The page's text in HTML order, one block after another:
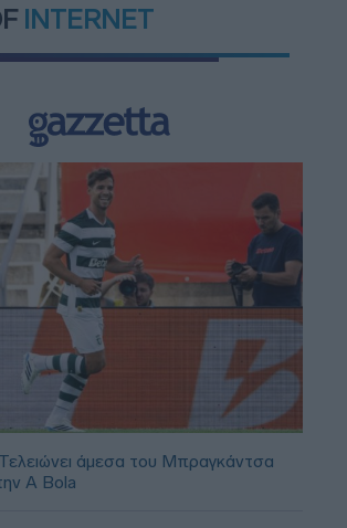
INTERNET
άμεσα του Μπραγκάντσα
A Bola